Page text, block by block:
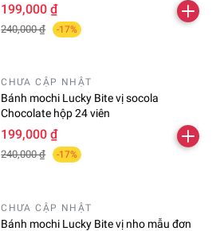
199,000 ₫
240,000 ₫ -17%
CHƯA CẬP NHẬT
Bánh mochi Lucky Bite vị socola
Chocolate hộp 24 viên
199,000 ₫
240,000 ₫ -17%
CHƯA CẬP NHẬT
Bánh mochi Lucky Bite vị nho mẫu đơn